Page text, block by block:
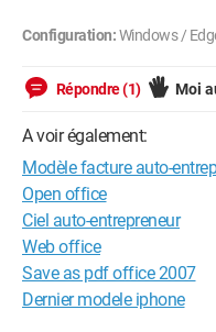
Configuration:Windows /
Répondre (1) Moi
A voir également:
Modèle facture auto-
Open office
Ciel auto-entrepreneur
Web office
Save as pdf office 2007
Dernier modele iphone